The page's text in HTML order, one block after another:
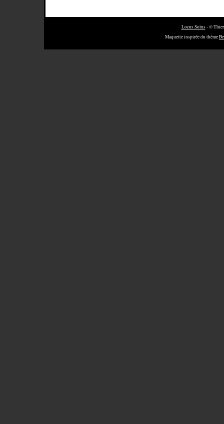
Locus Solus- ©
Maquette inspirée du thème